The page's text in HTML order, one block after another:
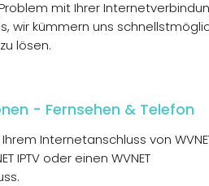
mit Ihrer
wir kümmern uns
lösen.
- Fernsehen & Telefon
Internetanschluss von
IPTVoder einen WVNET
.